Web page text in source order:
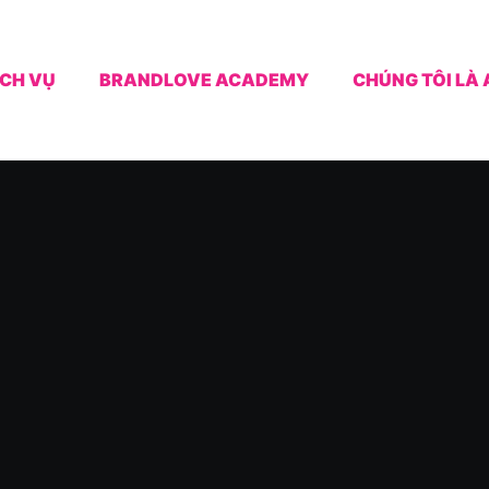
VỤ BRANDLOVE ACADEMY CHÚNG TÔI LÀ